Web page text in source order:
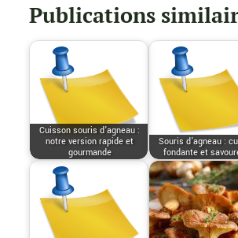
Publications
Cuisson souris d’agneau :
notre version rapide et
gourmande
Souris d’agneau :
fondante et